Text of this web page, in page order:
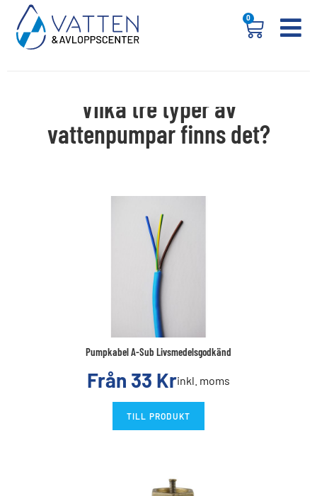
0
Vilka tre typer av
vattenpumpar finns det?
Pumpkabel A-Sub Livsmedelsgodkänd
Från 33 Krinkl. moms
TILL PRODUKT